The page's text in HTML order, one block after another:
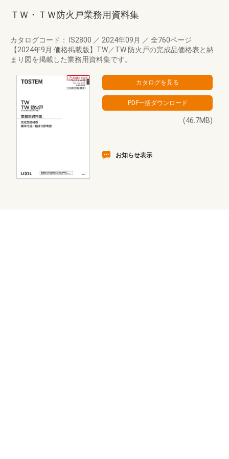
ＴＷ・ＴＷ防火戸業務用資料集
カタログコード： IS2800 ／ 2024年09月 ／ 全760ページ
【2024年9月 価格掲載版】TW／TW 防火戸の完成品価格表と納
まり図を掲載した業務用資料集です。
(46.7MB)
お知らせ表示